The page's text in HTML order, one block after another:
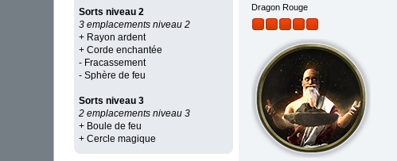
Sorts niveau 2
3 emplacements niveau 2
+ Rayon ardent
+ Corde enchantée
- Fracassement
- Sphère de feu
Sorts niveau 3
2 emplacements niveau 3
+ Boule de feu
+ Cercle magique
Dragon Rouge